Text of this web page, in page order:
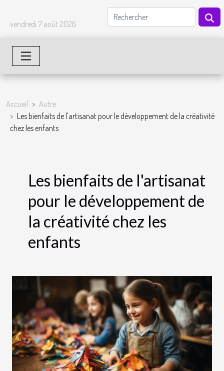
vendredi 7 août 2026
Accueil
Autre
Les bienfaits de l'artisanat pour le développement de la créativité
chez les enfants
Les bienfaits de l'artisanat
pour le développement de
la créativité chez les
enfants